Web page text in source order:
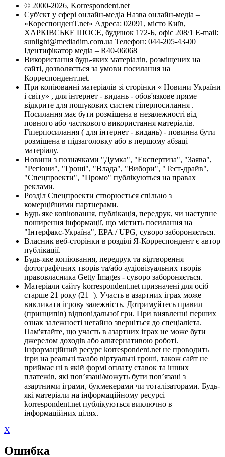
© 2000-2026, Korrespondent.net
Суб'єкт у сфері онлайн-медіа Назва онлайн-медіа –
«КореспонденТ.net» Адреса: 02091, місто Київ,
ХАРКІВСЬКЕ ШОСЕ, будинок 172-Б, офіс 208/1 E-mail:
sunlight@mediadim.com.ua Телефон: 044-205-43-00
Ідентифікатор медіа – R40-06068
Використання будь-яких матеріалів, розміщених на
сайті, дозволяється за умови посилання на
Корреспондент.net.
При копіюванні матеріалів зі сторінки « Новини України
і світу» , для інтернет - видань - обов'язкове пряме
відкрите для пошукових систем гіперпосилання .
Посилання має бути розміщена в незалежності від
повного або часткового використання матеріалів.
Гіперпосилання ( для інтернет - видань) - повинна бути
розміщена в підзаголовку або в першому абзаці
матеріалу.
Новини з позначками "Думка", "Експертиза", "Заява",
"Регіони", "Гроші", "Влада", "Вибори", "Тест-драйв",
"Спецпроекти", "Промо" публікуються на правах
реклами.
Розділ Спецпроекти створюється спільно з
комерційними партнерами.
Будь яке копіювання, публікація, передрук, чи наступне
поширення інформації, що містить посилання на
"Інтерфакс-Україна", EPA / UPG, суворо забороняється.
Власник веб-сторінки в розділі Я-Корреспондент є автор
публікації.
Будь-яке копіювання, передрук та відтворення
фотографічних творів та/або аудіовізуальних творів
правовласника Getty Images - суворо забороняється.
Матеріали сайту korrespondent.net призначені для осіб
старше 21 року (21+). Участь в азартних іграх може
викликати ігрову залежність. Дотримуйтесь правил
(принципів) відповідальної гри. При виявленні перших
ознак залежності негайно зверніться до спеціаліста.
Пам'ятайте, що участь в азартних іграх не може бути
джерелом доходів або альтернативою роботі.
Інформаційний ресурс korrespondent.net не проводить
ігри на реальні та/або віртуальні гроші, також сайт не
приймає ні в якій формі оплату ставок та інших
платежів, які пов’язані/можуть бути пов’язані з
азартними іграми, букмекерами чи тоталізаторами. Будь-
які матеріали на інформаційному ресурсі
korrespondent.net публікуються виключно в
інформаційних цілях.
X
Ошибка